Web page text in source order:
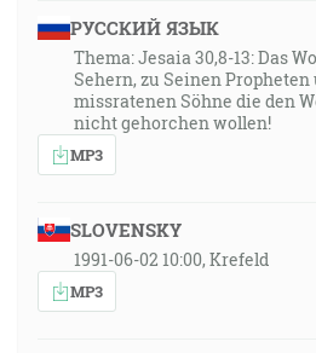
РУССКИЙ ЯЗЫК
Thema: Jesaia 30,8-13: Das
Sehern, zu Seinen
missratenen Söhne die den
nicht gehorchen wollen!
MP3
SLOVENSKY
1991-06-02 10:00, Krefeld
MP3